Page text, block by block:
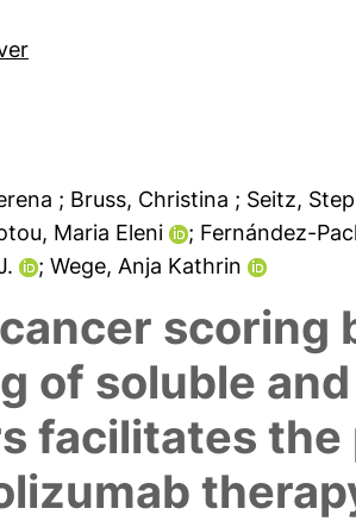
; Bruss, Christina ; Seitz,
Maria Eleni
; Fernández-
; Wege, Anja Kathrin
scoring
of soluble
facilitates